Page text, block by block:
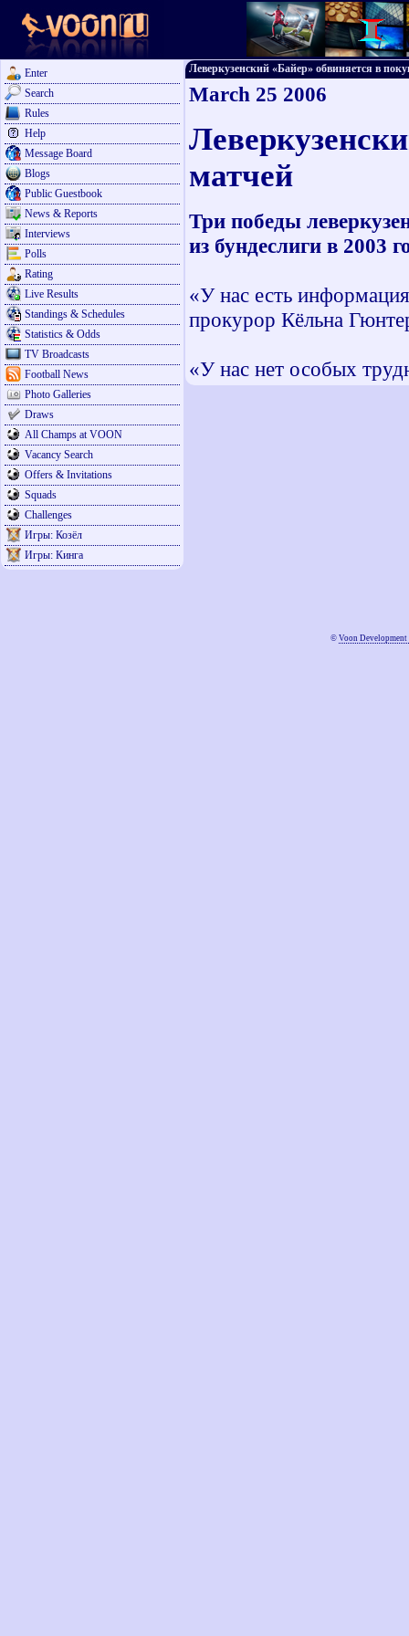
Enter
Search
Rules
Help
Message Board
Blogs
Public Guestbook
News & Reports
Interviews
Polls
Rating
Live Results
Standings & Schedules
Statistics & Odds
TV Broadcasts
Football News
Photo Galleries
Draws
All Champs at VOON
Vacancy Search
Offers & Invitations
Squads
Challenges
Игры: Козёл
Игры: Кинга
Леверкузенский «Байер» обвиняется в
March 25 2006
матчей
Три победы
из бундеслиги в 2003
«У нас есть
прокурор Кёльна
«У нас нет особых
© Voon Development